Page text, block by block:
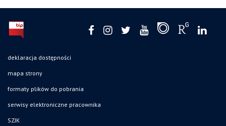
deklaracja dostępności
mapa strony
formaty plików do pobrania
serwisy elektroniczne pracownika
SZJK